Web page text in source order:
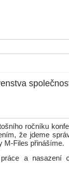
ročníku
že jdeme
M-Files přinášíme.
a nasazení